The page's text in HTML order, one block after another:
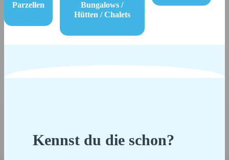
Parzellen
Bungalows /
Hütten / Chalets
Kennst du die schon?